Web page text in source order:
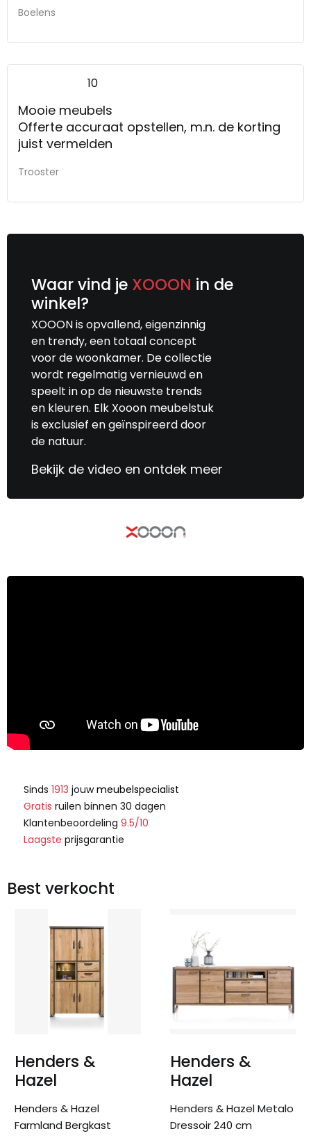
Boelens
10
Mooie meubels
Offerte accuraat opstellen, m.n. de korting
juist vermelden
Trooster
Waar vind je XOOON in de
winkel?
XOOON is opvallend, eigenzinnig
en trendy, een totaal concept
voor de woonkamer. De collectie
wordt regelmatig vernieuwd en
speelt in op de nieuwste trends
en kleuren. Elk Xooon meubelstuk
is exclusief en geïnspireerd door
de natuur.
Bekijk de video en ontdek meer
Sinds 1913 jouwmeubelspecialist
Gratis ruilen binnen 30 dagen
Klantenbeoordeling 9.5/10
Laagste prijsgarantie
Best verkocht
Henders &
Hazel
Henders & Hazel
Farmland Bergkast
Henders &
Hazel
Henders & Hazel Metalo
Dressoir 240 cm